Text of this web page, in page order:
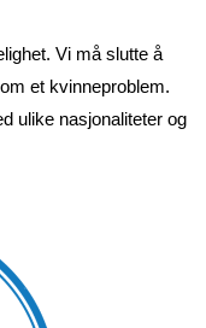
Vi må slutte å
et kvinneproblem.
ulike nasjonaliteter og